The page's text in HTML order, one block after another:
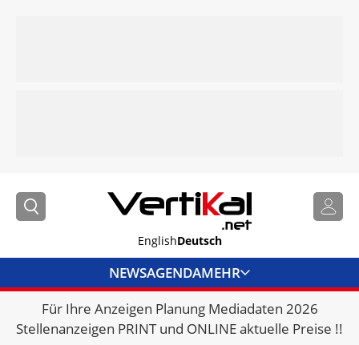
EnglishDeutsch
NEWSAGENDAMEHR
BRANCHENLINKS
VERMIETER
Für Ihre Anzeigen Planung Mediadaten 2026
Stellenanzeigen PRINT und ONLINE aktuelle Preise !!